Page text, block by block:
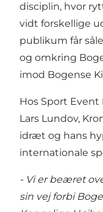
disciplin, hvor
vidt forskellige
publikum får
og omkring
imod Bogense
Hos Sport
Lars Lundov,
idræt og hans
internationale
- Vi er beæret
sin vej forbi